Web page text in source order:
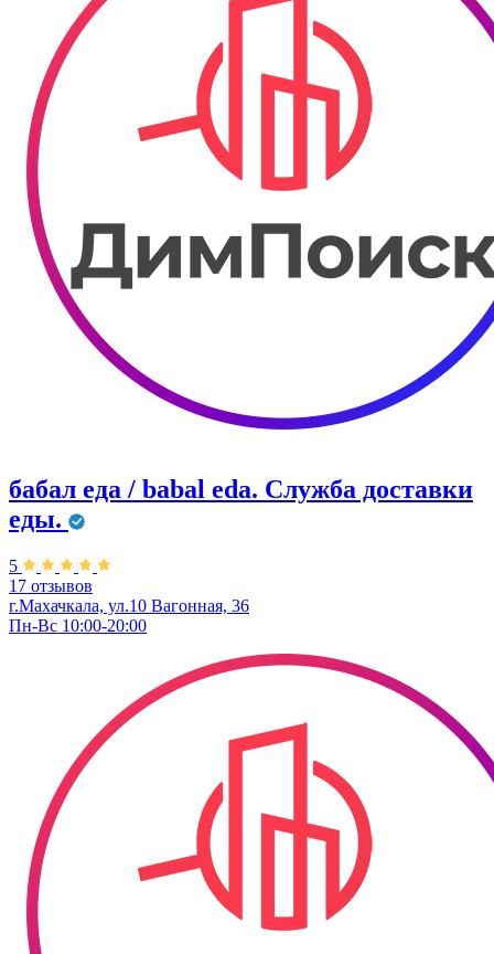
бабал еда / babal eda. ​Служба доставки
еды.
5
17 отзывов
г.Махачкала, ул.10 Вагонная, 36
Пн-Вс 10:00-20:00